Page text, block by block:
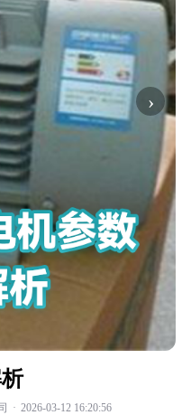
›
· 2026-03-12 16:20:56